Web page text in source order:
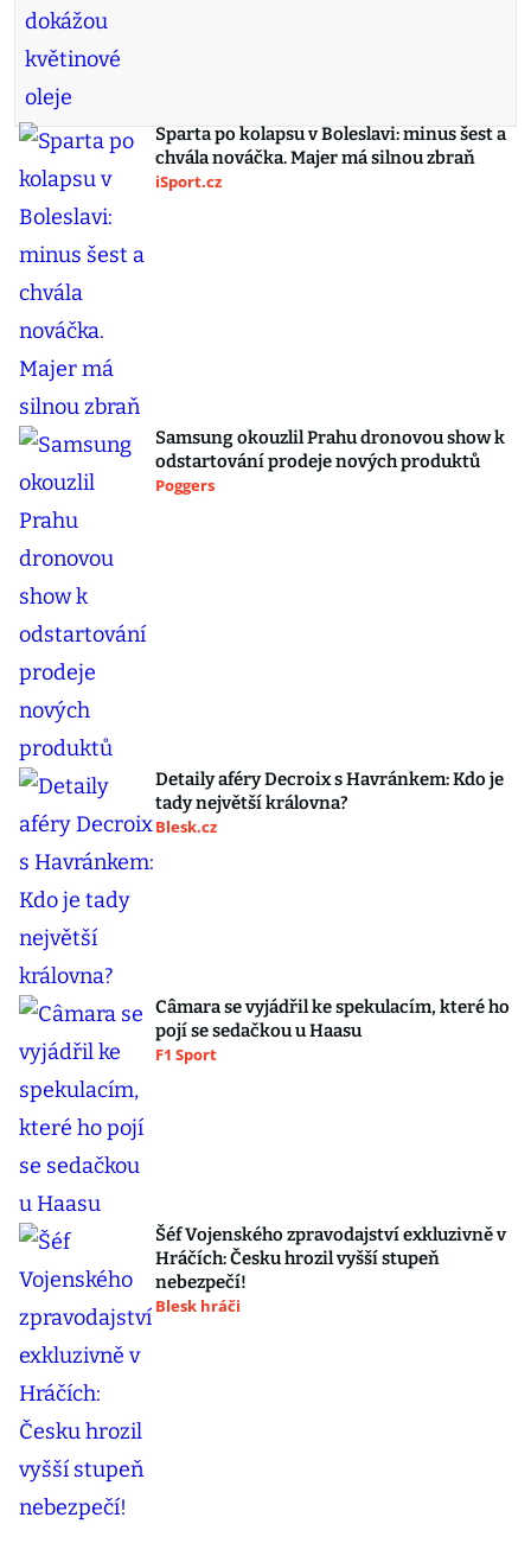
Sparta po kolapsu v Boleslavi: minus šest a
chvála nováčka. Majer má silnou zbraň
iSport.cz
Samsung okouzlil Prahu dronovou show k
odstartování prodeje nových produktů
Poggers
Detaily aféry Decroix s Havránkem: Kdo je
tady největší královna?
Blesk.cz
Câmara se vyjádřil ke spekulacím, které ho
pojí se sedačkou u Haasu
F1 Sport
Šéf Vojenského zpravodajství exkluzivně v
Hráčích: Česku hrozil vyšší stupeň
nebezpečí!
Blesk hráči